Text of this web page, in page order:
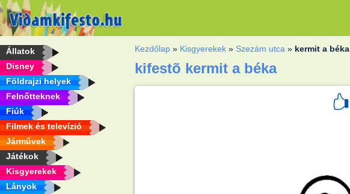
Állatok
Disney
Földrajzi helyek
Felnőtteknek
Fiúk
Filmek és televízió
Járművek
Játékok
Kisgyerekek
Lányok
Kezdőlap » Kisgyerekek » Szezám utca » kermit a béka
kifestõ kermit a béka